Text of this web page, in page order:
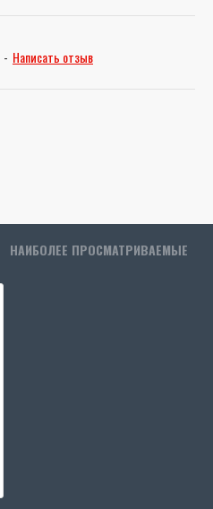
- Написать отзыв
НАИБОЛЕЕ ПРОСМАТРИВАЕМЫЕ